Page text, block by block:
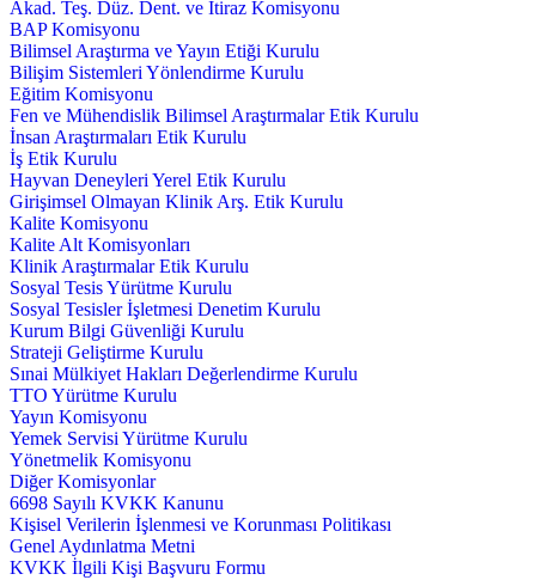
Akad. Teş. Düz. Dent. ve İtiraz Komisyonu
BAP Komisyonu
Bilimsel Araştırma ve Yayın Etiği Kurulu
Bilişim Sistemleri Yönlendirme Kurulu
Eğitim Komisyonu
Fen ve Mühendislik Bilimsel Araştırmalar Etik Kurulu
İnsan Araştırmaları Etik Kurulu
İş Etik Kurulu
Hayvan Deneyleri Yerel Etik Kurulu
Girişimsel Olmayan Klinik Arş. Etik Kurulu
Kalite Komisyonu
Kalite Alt Komisyonları
Klinik Araştırmalar Etik Kurulu
Sosyal Tesis Yürütme Kurulu
Sosyal Tesisler İşletmesi Denetim Kurulu
Kurum Bilgi Güvenliği Kurulu
Strateji Geliştirme Kurulu
Sınai Mülkiyet Hakları Değerlendirme Kurulu
TTO Yürütme Kurulu
Yayın Komisyonu
Yemek Servisi Yürütme Kurulu
Yönetmelik Komisyonu
Diğer Komisyonlar
6698 Sayılı KVKK Kanunu
Kişisel Verilerin İşlenmesi ve Korunması Politikası
Genel Aydınlatma Metni
KVKK İlgili Kişi Başvuru Formu